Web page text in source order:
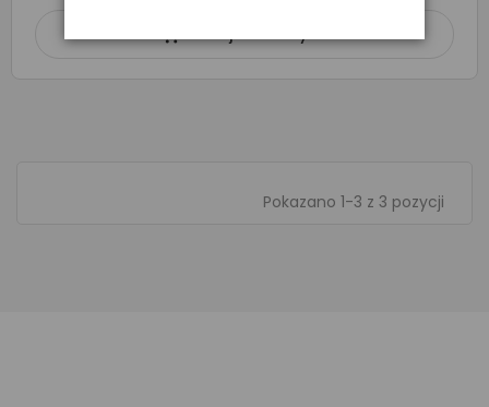
 Dodaj do koszyka
Pokazano 1-3 z 3 pozycji